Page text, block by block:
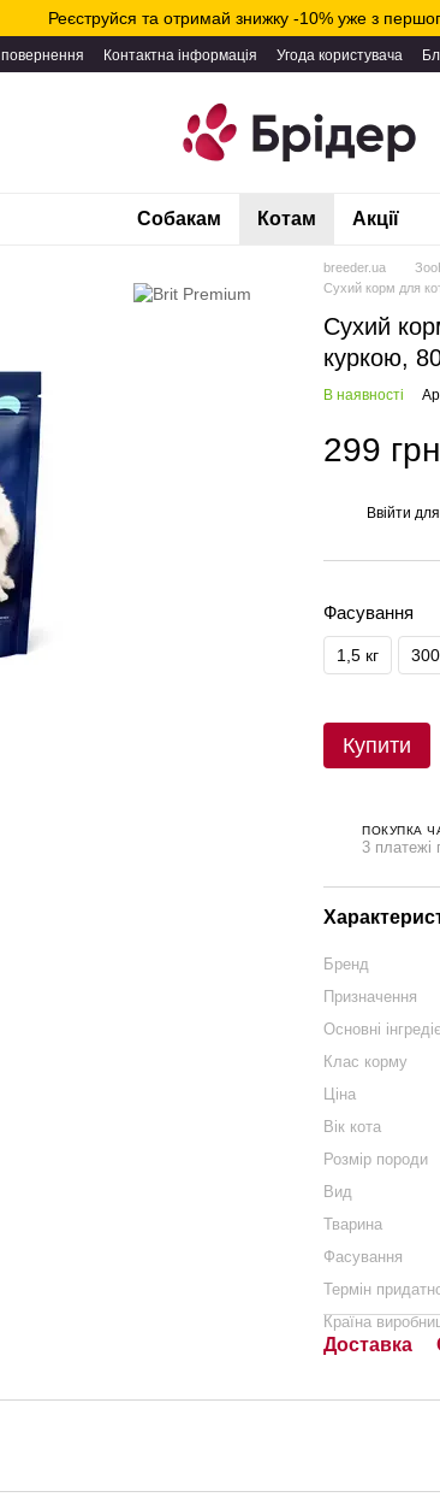
Реєструйся та отримай знижку -10% уже з
Контактна інформація Угода користувача
Собакам Котам Акції
breeder.ua
Сухий корм для
Сухий
куркою,
В наявності
299 грн
Ввійти
Фасування
1,5 кг
Купити
ПОКУПКА
3 платежі
Бренд
Призначення
Основні
Клас корму
Ціна
Вік кота
Розмір породи
Вид
Тварина
Фасування
Термін
Країна
Доставка